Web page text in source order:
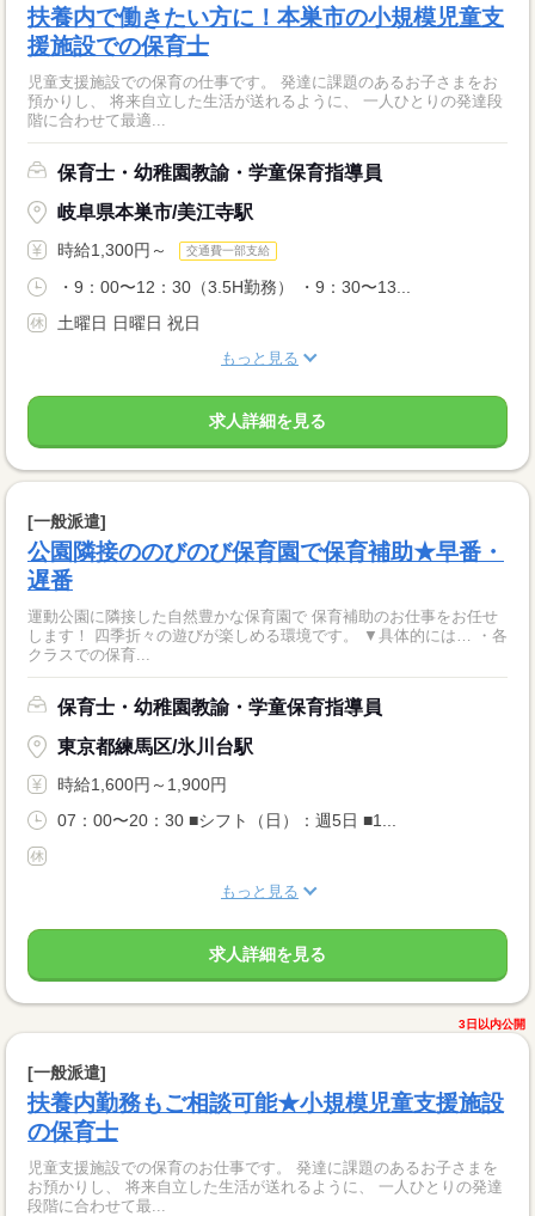
扶養内で働きたい方に！本巣市の小規模児童支
援施設での保育士
児童支援施設での保育の仕事です。 発達に課題のあるお子さまをお
預かりし、 将来自立した生活が送れるように、 一人ひとりの発達段
階に合わせて最適...
保育士・幼稚園教諭・学童保育指導員
岐阜県本巣市/美江寺駅
時給1,300円～ 交通費一部支給
・9：00〜12：30（3.5H勤務） ・9：30〜13...
土曜日 日曜日 祝日
もっと見る
求人詳細を見る
[一般派遣]
公園隣接ののびのび保育園で保育補助★早番・
遅番
運動公園に隣接した自然豊かな保育園で 保育補助のお仕事をお任せ
します！ 四季折々の遊びが楽しめる環境です。 ▼具体的には… ・各
クラスでの保育...
保育士・幼稚園教諭・学童保育指導員
東京都練馬区/氷川台駅
時給1,600円～1,900円
07：00〜20：30 ■シフト（日）：週5日 ■1...
もっと見る
求人詳細を見る
3日以内公開
[一般派遣]
扶養内勤務もご相談可能★小規模児童支援施設
の保育士
児童支援施設での保育のお仕事です。 発達に課題のあるお子さまを
お預かりし、 将来自立した生活が送れるように、 一人ひとりの発達
段階に合わせて最...